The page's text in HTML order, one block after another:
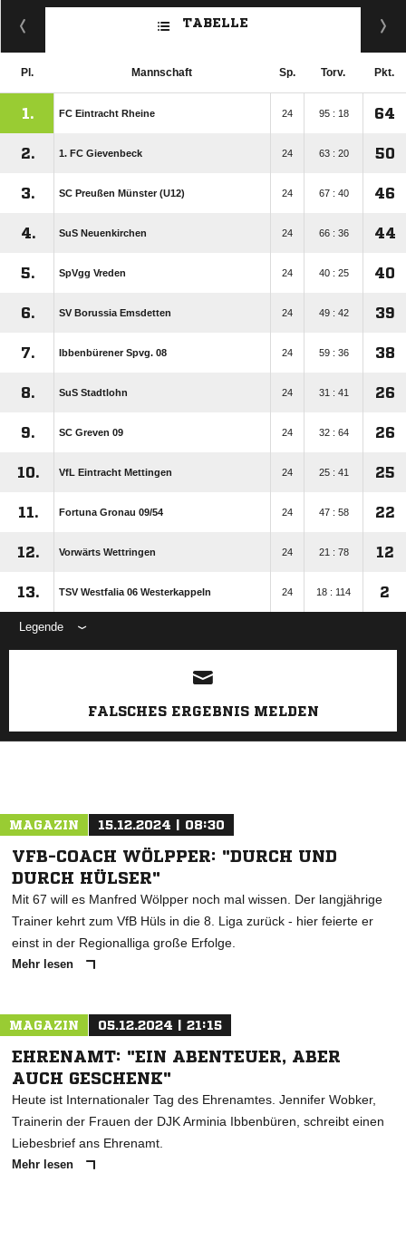
ANZEIGE
TABELLE
Pl. Mannschaft Sp. Torv. Pkt.
1. FC Eintracht Rheine 24 95 : 18 64
2. 1. FC Gievenbeck 24 63 : 20 50
3. SC Preußen Münster (U12) 24 67 : 40 46
4. SuS Neuenkirchen 24 66 : 36 44
5. SpVgg Vreden 24 40 : 25 40
6. SV Borussia Emsdetten 24 49 : 42 39
7. Ibbenbürener Spvg. 08 24 59 : 36 38
8. SuS Stadtlohn 24 31 : 41 26
9. SC Greven 09 24 32 : 64 26
10. VfL Eintracht Mettingen 24 25 : 41 25
11. Fortuna Gronau 09/​54 24 47 : 58 22
12. Vorwärts Wettringen 24 21 : 78 12
13. TSV Westfalia 06 Westerkappeln 24 18 : 114 2
Legende
ANZEIGE
FALSCHES ERGEBNIS MELDEN
MAGAZIN 15.12.2024 | 08:30
VFB-COACH WÖLPPER: "DURCH UND
DURCH HÜLSER"
Mit 67 will es Manfred Wölpper noch mal wissen. Der langjährige
Trainer kehrt zum VfB Hüls in die 8. Liga zurück - hier feierte er
einst in der Regionalliga große Erfolge.
Mehr lesen
MAGAZIN 05.12.2024 | 21:15
EHRENAMT: "EIN ABENTEUER, ABER
AUCH GESCHENK"
Heute ist Internationaler Tag des Ehrenamtes. Jennifer Wobker,
Trainerin der Frauen der DJK Arminia Ibbenbüren, schreibt einen
Liebesbrief ans Ehrenamt.
Mehr lesen